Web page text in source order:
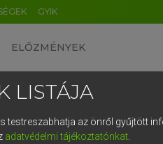
GYIK
ELŐZMÉNYEK
LISTÁJA
testreszabhatja az önről gyűjtött
adatvédelmi tájékoztatónkat.
HU DE CN FR ES IT NL